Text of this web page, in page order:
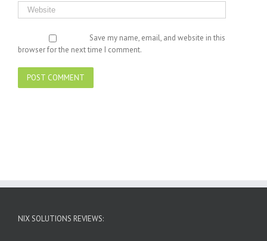
Save my name, email, and website in this
browser for the next time I comment.
NIX SOLUTIONS REVIEWS: